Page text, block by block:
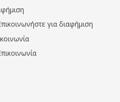
για διαφήμιση